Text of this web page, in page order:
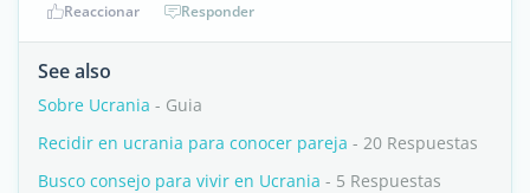
Reaccionar Responder
See also
Sobre Ucrania - Guia
Recidir en ucrania para conocer pareja - 20 Respuestas
Busco consejo para vivir en Ucrania - 5 Respuestas